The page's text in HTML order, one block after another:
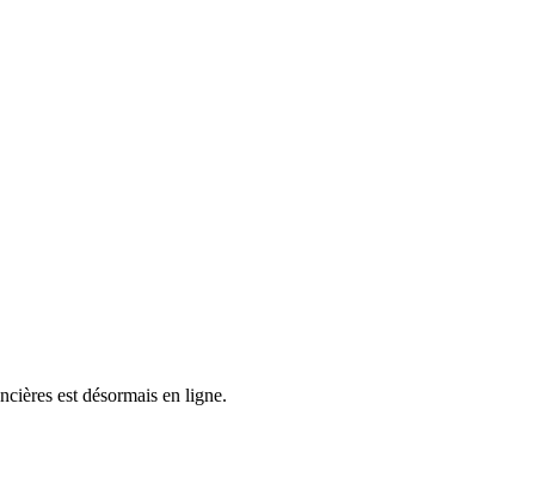
est désormais en ligne.